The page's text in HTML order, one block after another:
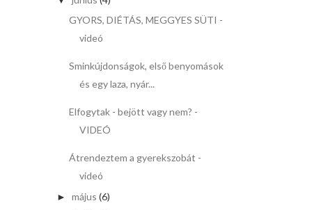
GYORS, DIÉTÁS, MEGGYES SÜTI -
videó
Sminkújdonságok, első benyomások
és egy laza, nyár...
Elfogytak - bejött vagy nem? -
VIDEÓ
Átrendeztem a gyerekszobát -
videó
► május (6)